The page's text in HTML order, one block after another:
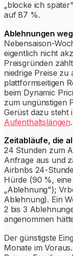
„blocke ich
auf 87 %.
Ablehnungen
Nebensaison-
eigentlich nicht
Preisgründen
niedrige Preise
plattformseitigen
beim Dynamic
zum ungünstigen
Gerüst dazu steht
Aufenthaltslängen.
Zeitabläufe, die
24 Stunden zum
Anfrage aus und
Airbnbs 24-
Hürde (90 %,
„Ablehnung");
Ablehnung). Ein
2 bis 3
angenommen
Der günstigste
Monate im